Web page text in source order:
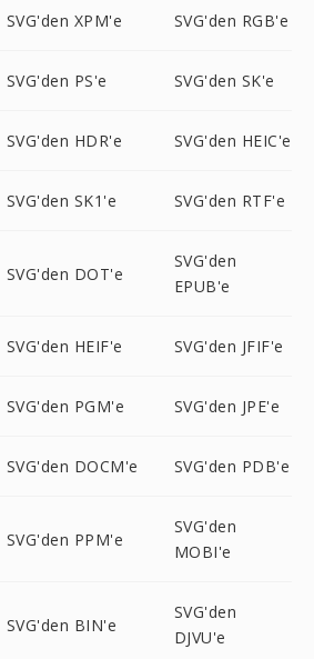
SVG'den XPM'e SVG'den RGB'e
SVG'den PS'e SVG'den SK'e
SVG'den HDR'e SVG'den HEIC'e
SVG'den SK1'e SVG'den RTF'e
SVG'den DOT'e
SVG'den
EPUB'e
SVG'den HEIF'e SVG'den JFIF'e
SVG'den PGM'e SVG'den JPE'e
SVG'den DOCM'e SVG'den PDB'e
SVG'den PPM'e
SVG'den
MOBI'e
SVG'den BIN'e
SVG'den
DJVU'e